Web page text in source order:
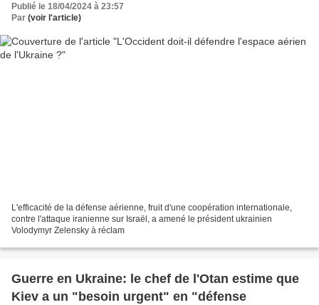
Publié le 18/04/2024 à 23:57
Par (voir l'article)
L'efficacité de la défense aérienne, fruit d'une coopération internationale,
contre l'attaque iranienne sur Israël, a amené le président ukrainien
Volodymyr Zelensky à réclam
Guerre en Ukraine: le chef de l'Otan estime que
Kiev a un "besoin urgent" en "défense